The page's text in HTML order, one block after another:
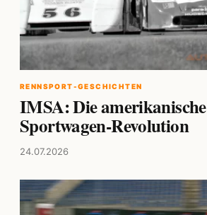
RENNSPORT-GESCHICHTEN
IMSA: Die amerikanische
Sportwagen-Revolution
24.07.2026